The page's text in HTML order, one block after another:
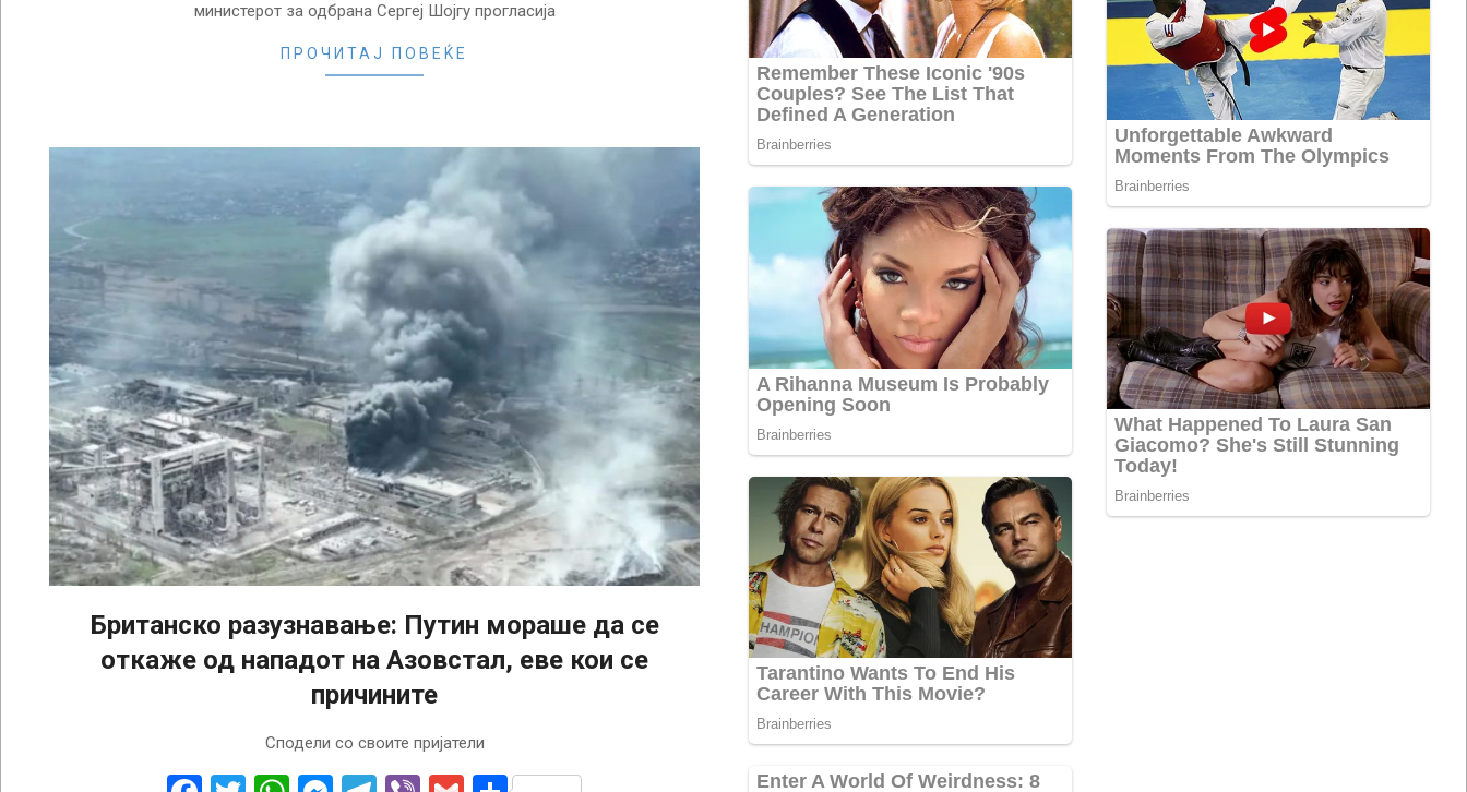
министерот за одбрана Сергеј Шојгу прогласија
ПРОЧИТАЈ ПОВЕЌЕ
Британско разузнавање: Путин мораше да се
откаже од нападот на Азовстал, еве кои се
причините
Сподели со своите пријатели